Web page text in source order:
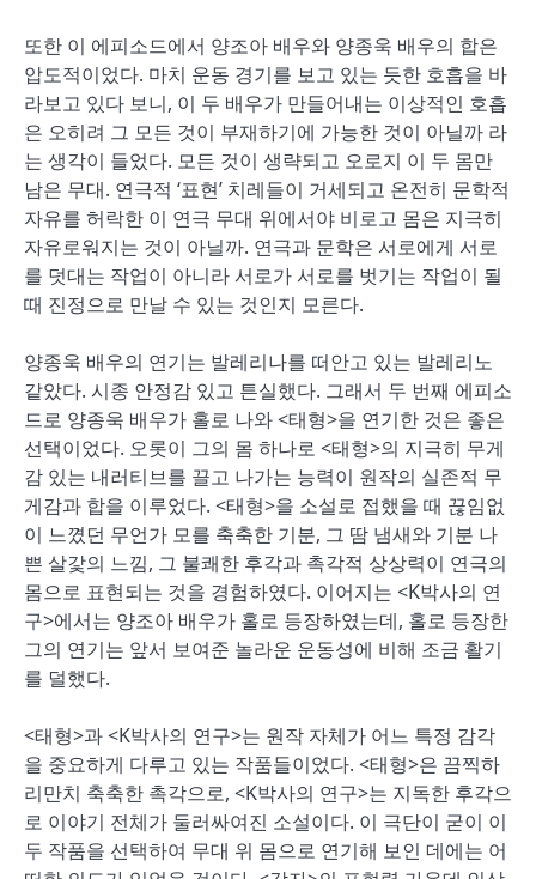
또한 이 에피소드에서 양조아 배우와 양종욱 배우의 합은
압도적이었다. 마치 운동 경기를 보고 있는 듯한 호흡을 바
라보고 있다 보니, 이 두 배우가 만들어내는 이상적인 호흡
은 오히려 그 모든 것이 부재하기에 가능한 것이 아닐까 라
는 생각이 들었다. 모든 것이 생략되고 오로지 이 두 몸만
남은 무대. 연극적 ‘표현’ 치레들이 거세되고 온전히 문학적
자유를 허락한 이 연극 무대 위에서야 비로고 몸은 지극히
자유로워지는 것이 아닐까. 연극과 문학은 서로에게 서로
를 덧대는 작업이 아니라 서로가 서로를 벗기는 작업이 될
때 진정으로 만날 수 있는 것인지 모른다.
양종욱 배우의 연기는 발레리나를 떠안고 있는 발레리노
같았다. 시종 안정감 있고 튼실했다. 그래서 두 번째 에피소
드로 양종욱 배우가 홀로 나와 <태형>을 연기한 것은 좋은
선택이었다. 오롯이 그의 몸 하나로 <태형>의 지극히 무게
감 있는 내러티브를 끌고 나가는 능력이 원작의 실존적 무
게감과 합을 이루었다. <태형>을 소설로 접했을 때 끊임없
이 느꼈던 무언가 모를 축축한 기분, 그 땀 냄새와 기분 나
쁜 살갗의 느낌, 그 불쾌한 후각과 촉각적 상상력이 연극의
몸으로 표현되는 것을 경험하였다. 이어지는 <K박사의 연
구>에서는 양조아 배우가 홀로 등장하였는데, 홀로 등장한
그의 연기는 앞서 보여준 놀라운 운동성에 비해 조금 활기
를 덜했다.
<태형>과 <K박사의 연구>는 원작 자체가 어느 특정 감각
을 중요하게 다루고 있는 작품들이었다. <태형>은 끔찍하
리만치 축축한 촉각으로, <K박사의 연구>는 지독한 후각으
로 이야기 전체가 둘러싸여진 소설이다. 이 극단이 굳이 이
두 작품을 선택하여 무대 위 몸으로 연기해 보인 데에는 어